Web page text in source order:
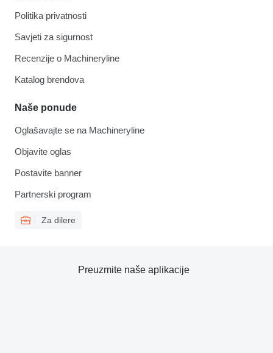
Politika privatnosti
Savjeti za sigurnost
Recenzije o Machineryline
Katalog brendova
Naše ponude
Oglašavajte se na Machineryline
Objavite oglas
Postavite banner
Partnerski program
Za dilere
Preuzmite naše aplikacije